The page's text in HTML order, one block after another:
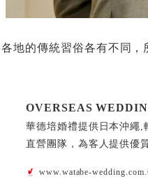
各地的傳統習俗各有不同
OVERSEAS
華德培婚禮提供日本沖繩,
直營團隊，為客人提供優
www.watabe-